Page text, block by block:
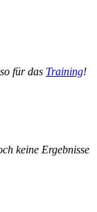
für das Training!
keine Ergebnisse